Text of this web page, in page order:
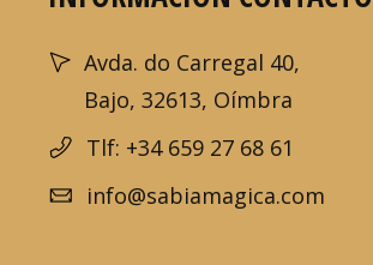
Avda. do Carregal 40,
Bajo, 32613, Oímbra
Tlf: +34 659 27 68 61
info@sabiamagica.com